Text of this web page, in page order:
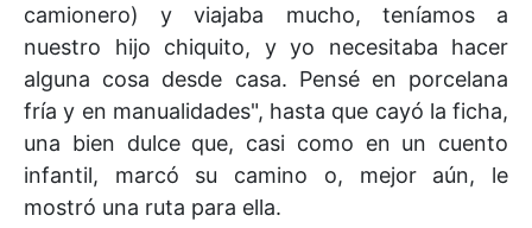
camionero) y viajaba mucho, teníamos a
nuestro hijo chiquito, y yo necesitaba hacer
alguna cosa desde casa. Pensé en porcelana
fría y en manualidades", hasta que cayó la ficha,
una bien dulce que, casi como en un cuento
infantil, marcó su camino o, mejor aún, le
mostró una ruta para ella.